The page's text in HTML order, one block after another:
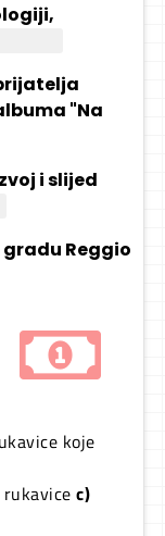
"Na
i slijed
Reggio
koje
rukavicec)